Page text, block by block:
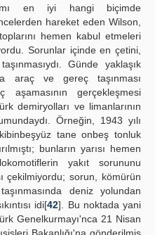
en iyi hangi biçimde
hareket eden Wilson,
hemen kabul etmeleri
Sorunlar içinde en çetini,
Günde yaklaşık
araç ve gereç taşınması
aşamasının gerçekleşmesi
demiryolları ve limanlarının
Örneğin, 1943 yılı
tane onbeş tonluk
bunların yarısı hemen
yakıt sorununu
çekilmiyordu; sorun, kömürün
deniz yolundan
idi[42]. Bu noktada yani
Genelkurmayı'nca 21 Nisan